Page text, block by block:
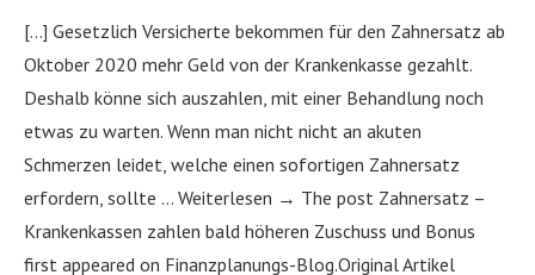
[…] Gesetzlich Versicherte bekommen für den Zahnersatz ab
Oktober 2020 mehr Geld von der Krankenkasse gezahlt.
Deshalb könne sich auszahlen, mit einer Behandlung noch
etwas zu warten. Wenn man nicht nicht an akuten
Schmerzen leidet, welche einen sofortigen Zahnersatz
erfordern, sollte … Weiterlesen → The post Zahnersatz –
Krankenkassen zahlen bald höheren Zuschuss und Bonus
first appeared on Finanzplanungs-Blog.Original Artikel